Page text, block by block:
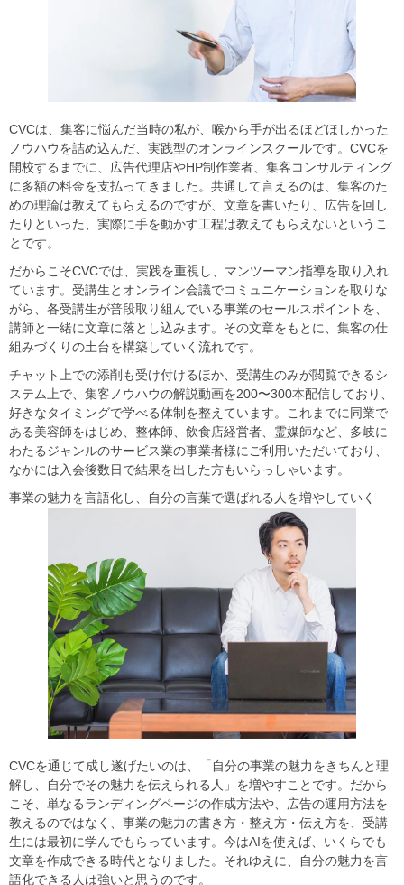
CVCは、集客に悩んだ当時の私が、喉から手が出るほどほしかった
ノウハウを詰め込んだ、実践型のオンラインスクールです。CVCを
開校するまでに、広告代理店やHP制作業者、集客コンサルティング
に多額の料金を支払ってきました。共通して言えるのは、集客のた
めの理論は教えてもらえるのですが、文章を書いたり、広告を回し
たりといった、実際に手を動かす工程は教えてもらえないというこ
とです。
だからこそCVCでは、実践を重視し、マンツーマン指導を取り入れ
ています。受講生とオンライン会議でコミュニケーションを取りな
がら、各受講生が普段取り組んでいる事業のセールスポイントを、
講師と一緒に文章に落とし込みます。その文章をもとに、集客の仕
組みづくりの土台を構築していく流れです。
チャット上での添削も受け付けるほか、受講生のみが閲覧できるシ
ステム上で、集客ノウハウの解説動画を200〜300本配信しており、
好きなタイミングで学べる体制を整えています。これまでに同業で
ある美容師をはじめ、整体師、飲食店経営者、霊媒師など、多岐に
わたるジャンルのサービス業の事業者様にご利用いただいており、
なかには入会後数日で結果を出した方もいらっしゃいます。
事業の魅力を言語化し、自分の言葉で選ばれる人を増やしていく
CVCを通じて成し遂げたいのは、「自分の事業の魅力をきちんと理
解し、自分でその魅力を伝えられる人」を増やすことです。だから
こそ、単なるランディングページの作成方法や、広告の運用方法を
教えるのではなく、事業の魅力の書き方・整え方・伝え方を、受講
生には最初に学んでもらっています。今はAIを使えば、いくらでも
文章を作成できる時代となりました。それゆえに、自分の魅力を言
語化できる人は強いと思うのです。